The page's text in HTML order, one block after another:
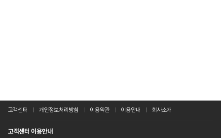
고객센터 개인정보처리방침 이용약관 이용안내 회사소개
고객센터 이용안내